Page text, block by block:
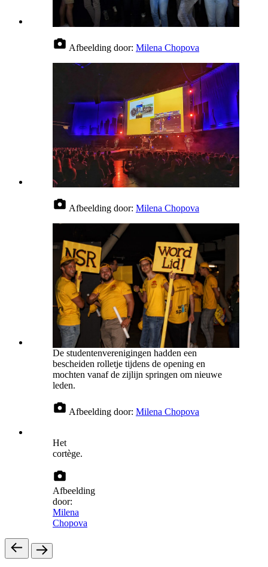
Afbeelding door: Milena Chopova
Afbeelding door: Milena Chopova
De studentenverenigingen hadden een
bescheiden rolletje tijdens de opening en
mochten vanaf de zijlijn springen om nieuwe
leden.
Afbeelding door: Milena Chopova
Het
cortège.
Afbeelding
door:
Milena
Chopova